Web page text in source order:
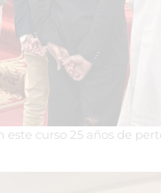
curso 25 años de